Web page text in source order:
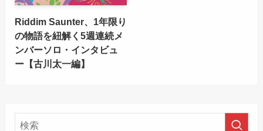
Riddim Saunter、1年限り
の物語を紐解く5週連続メ
ンバーソロ・インタビュ
ー【古川太一編】